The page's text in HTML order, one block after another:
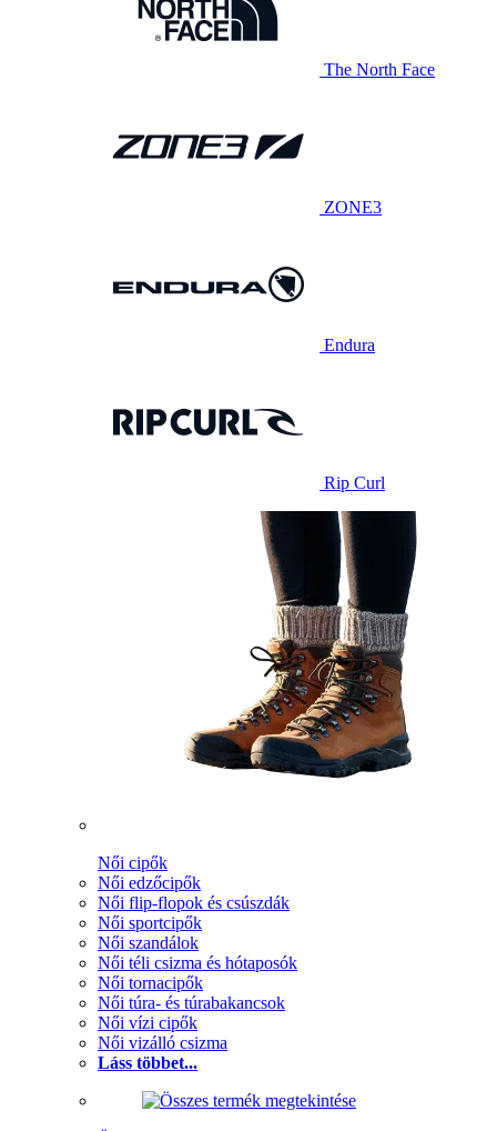
The North Face
ZONE3
Endura
Rip Curl
Női cipők
Női edzőcipők
Női flip-flopok és csúszdák
Női sportcipők
Női szandálok
Női téli csizma és hótaposók
Női tornacipők
Női túra- és túrabakancsok
Női vízi cipők
Női vizálló csizma
Láss többet...